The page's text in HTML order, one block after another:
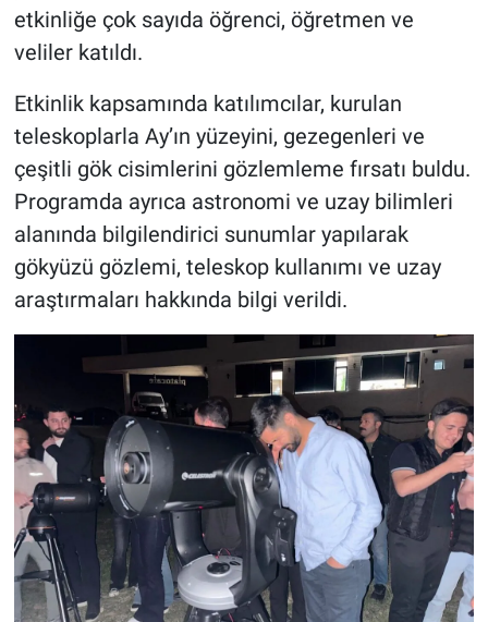
etkinliğe çok sayıda öğrenci, öğretmen ve
veliler katıldı.
Etkinlik kapsamında katılımcılar, kurulan
teleskoplarla Ay’ın yüzeyini, gezegenleri ve
çeşitli gök cisimlerini gözlemleme fırsatı buldu.
Programda ayrıca astronomi ve uzay bilimleri
alanında bilgilendirici sunumlar yapılarak
gökyüzü gözlemi, teleskop kullanımı ve uzay
araştırmaları hakkında bilgi verildi.